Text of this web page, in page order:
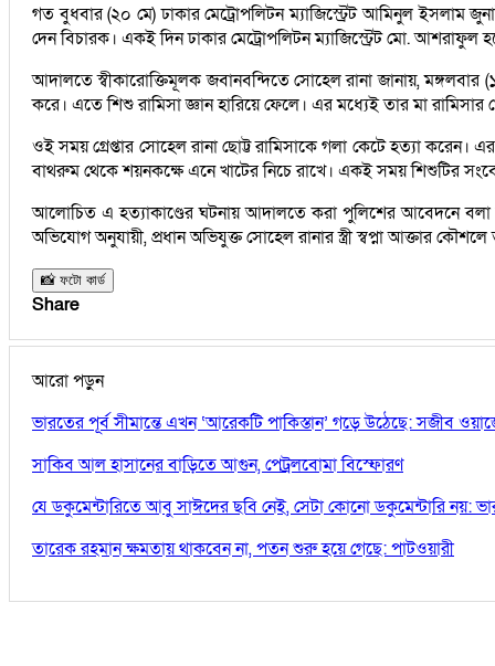
গত বুধবার (২০ মে) ঢাকার মেট্রোপলিটন ম্যাজিস্ট্রেট আমিনুল ইসলাম
দেন বিচারক। একই দিন ঢাকার মেট্রোপলিটন ম্যাজিস্ট্রেট মো. আশরাফুল
আদালতে স্বীকারোক্তিমূলক জবানবন্দিতে সোহেল রানা জানায়,
করে। এতে শিশু রামিসা জ্ঞান হারিয়ে ফেলে। এর মধ্যেই তার মা
ওই সময় গ্রেপ্তার সোহেল রানা ছোট্ট রামিসাকে গলা কেটে হত্যা
বাথরুম থেকে শয়নকক্ষে এনে খাটের নিচে রাখে। একই সময় শিশুটির
আলোচিত এ হত্যাকাণ্ডের ঘটনায় আদালতে করা ‎পুলিশের আবেদনে বলা হয়,
অভিযোগ অনুযায়ী, প্রধান অভিযুক্ত সোহেল রানার স্ত্রী স্বপ্না আক্তার
📸 ফটো কার্ড
Share
আরো পড়ুন
ভারতের পূর্ব সীমান্তে এখন ‘আরেকটি পাকিস্তান’ গড়ে উঠেছে: সজীব
সাকিব আল হাসানের বাড়িতে আগুন, পেট্রলবোমা বিস্ফোরণ
যে ডকুমেন্টারিতে আবু সাঈদের ছবি নেই, সেটা কোনো ডকুমেন্টারি নয়:
তারেক রহমান ক্ষমতায় থাকবেন না, পতন শুরু হয়ে গেছে: পাটওয়ারী